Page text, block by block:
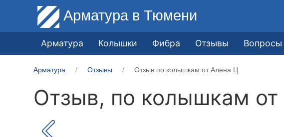
Арматура в Тюмени
Арматура Колышки Фибра Отзывы Вопросы
Арматура Отзывы Отзыв по колышкам от Алёна Ц.
Отзыв, по колышкам от